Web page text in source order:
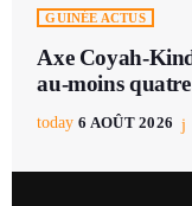
GUINÉE ACTUS
Axe Coyah-
au-moins
today 6 AOÛT 2026